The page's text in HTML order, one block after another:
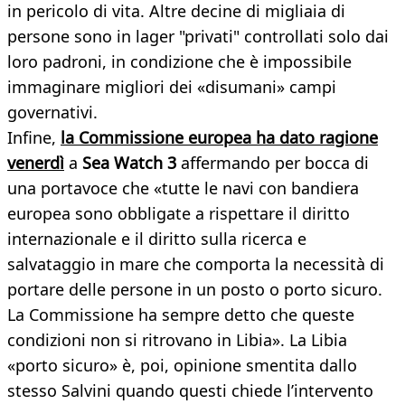
in pericolo di vita. Altre decine di migliaia di
persone sono in lager "privati" controllati solo dai
loro padroni, in condizione che è impossibile
immaginare migliori dei «disumani» campi
governativi.
Infine, la Commissione europea ha dato ragione
venerdì a Sea Watch 3 affermando per bocca di
una portavoce che «tutte le navi con bandiera
europea sono obbligate a rispettare il diritto
internazionale e il diritto sulla ricerca e
salvataggio in mare che comporta la necessità di
portare delle persone in un posto o porto sicuro.
La Commissione ha sempre detto che queste
condizioni non si ritrovano in Libia». La Libia
«porto sicuro» è, poi, opinione smentita dallo
stesso Salvini quando questi chiede l’intervento